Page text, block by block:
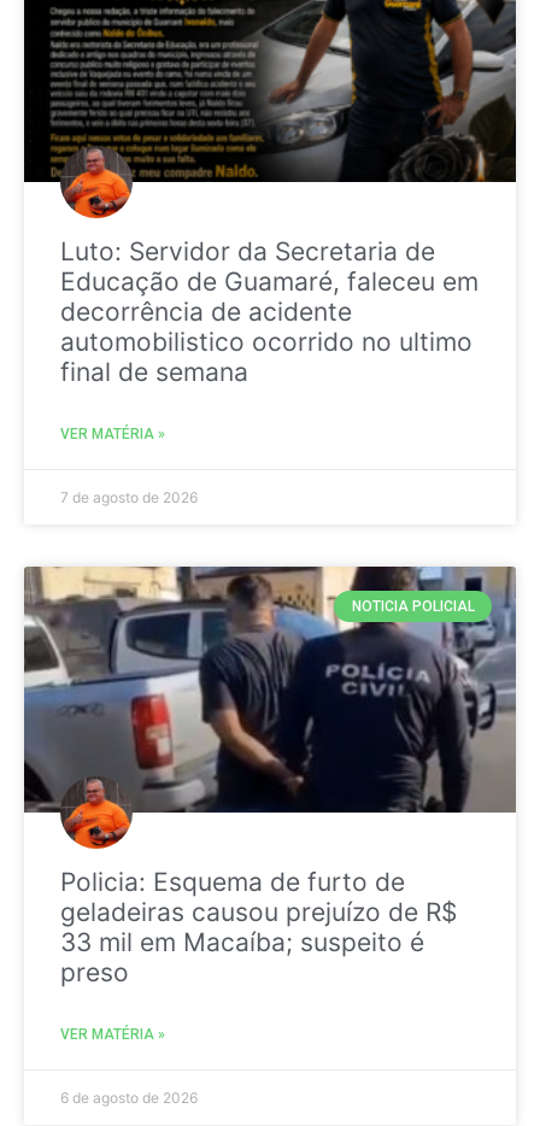
Luto: Servidor da Secretaria de
Educação de Guamaré, faleceu em
decorrência de acidente
automobilistico ocorrido no ultimo
final de semana
VER MATÉRIA »
7 de agosto de 2026
NOTICIA POLICIAL
Policia: Esquema de furto de
geladeiras causou prejuízo de R$
33 mil em Macaíba; suspeito é
preso
VER MATÉRIA »
6 de agosto de 2026